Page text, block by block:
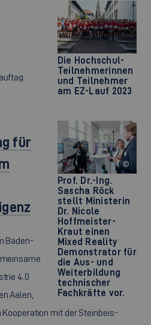
Die Hochschul-
Teilnehmerinnen
und Teilnehmer
am EZ-Lauf 2023
Prof. Dr.-Ing.
Sascha Röck
stellt Ministerin
Dr. Nicole
Hoffmeister-
Kraut einen
Mixed Reality
Demonstrator für
die Aus- und
Weiterbildung
technischer
Fachkräfte vor.
©
für
Baden-
4.0
Aalen,
Kooperation mit der Steinbeis-